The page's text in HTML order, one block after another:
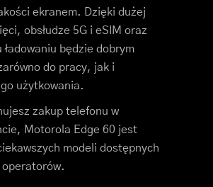
ekranem. Dzięki dużej
obsłudze 5G i eSIM oraz
ładowaniu będzie dobrym
do pracy, jak i
użytkowania.
zakup telefonu w
Motorola Edge 60 jest
modeli dostępnych
operatorów.